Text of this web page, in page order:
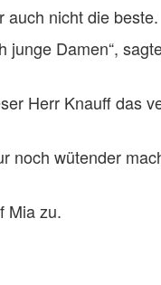
auch nicht die beste.
Damen“,
Herr Knauff das
noch wütender
Mia zu.